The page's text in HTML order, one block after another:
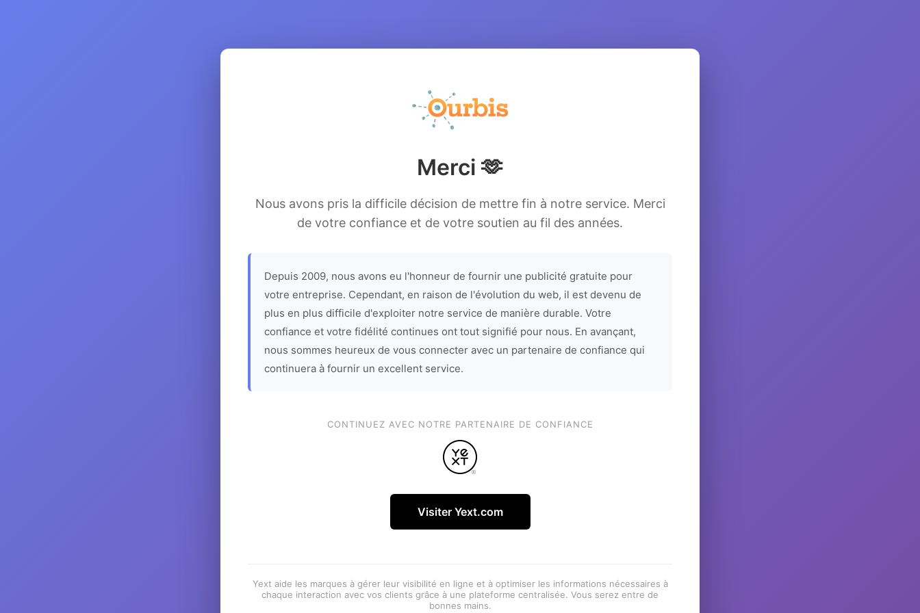
Merci 🫶
Nous avons pris la difficile décision de mettre fin à notre service. Merci
de votre confiance et de votre soutien au fil des années.
Depuis 2009, nous avons eu l'honneur de fournir une publicité gratuite pour
votre entreprise. Cependant, en raison de l'évolution du web, il est devenu de
plus en plus difficile d'exploiter notre service de manière durable. Votre
confiance et votre fidélité continues ont tout signifié pour nous. En avançant,
nous sommes heureux de vous connecter avec un partenaire de confiance qui
continuera à fournir un excellent service.
CONTINUEZ AVEC NOTRE PARTENAIRE DE CONFIANCE
Visiter Yext.com
Yext aide les marques à gérer leur visibilité en ligne et à optimiser les informations nécessaires à
chaque interaction avec vos clients grâce à une plateforme centralisée. Vous serez entre de
bonnes mains.